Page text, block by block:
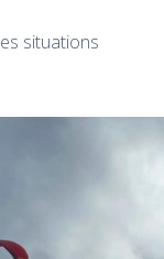
situations